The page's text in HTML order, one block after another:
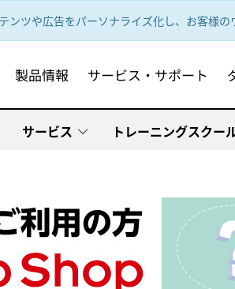
ツや広告をパーソナライズ化し、お客様
製品情報 サービス・サポート
サービス トレーニングスクー